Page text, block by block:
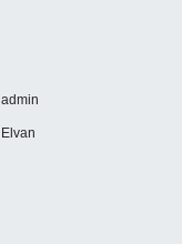
admin
Elvan